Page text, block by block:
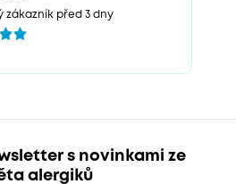
zákazník před 3 dny
s novinkami ze
alergiků